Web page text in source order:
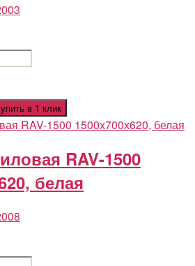
в 1 клик
RAV-1500
белая